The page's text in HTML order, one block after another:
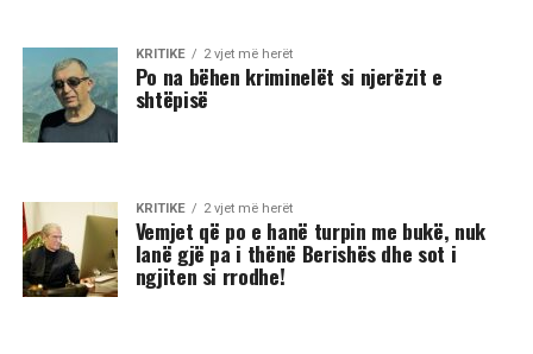
KRITIKE 2 vjet më herët
Po na bëhen kriminelët si njerëzit e
shtëpisë
KRITIKE 2 vjet më herët
Vemjet që po e hanë turpin me bukë, nuk
lanë gjë pa i thënë Berishës dhe sot i
ngjiten si rrodhe!